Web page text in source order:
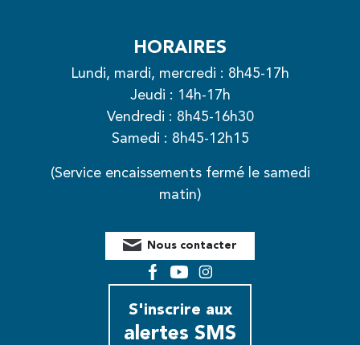
HORAIRES
Lundi, mardi, mercredi : 8h45-17h
Jeudi : 14h-17h
Vendredi : 8h45-16h30
Samedi : 8h45-12h15
(Service encaissements fermé le samedi
matin)
Nous contacter
FacebookYouTubeInstagram
S'inscrire aux
alertes SMS